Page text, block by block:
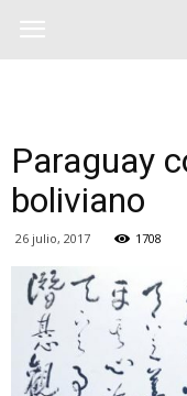
Paraguay
boliviano
26 julio, 2017 1708